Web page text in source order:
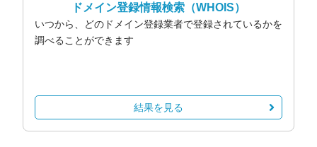
ドメイン登録情報検索 （WHOIS）
いつから、どのドメイン登録業者で登録されているかを
調べることができます
結果を見る